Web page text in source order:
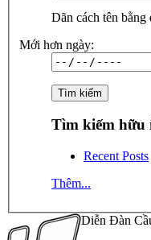
Dãn cách tên bằng
Mới hơn ngày:
Tìm kiếm hữu
Recent Posts
Thêm...
Diễn Đàn